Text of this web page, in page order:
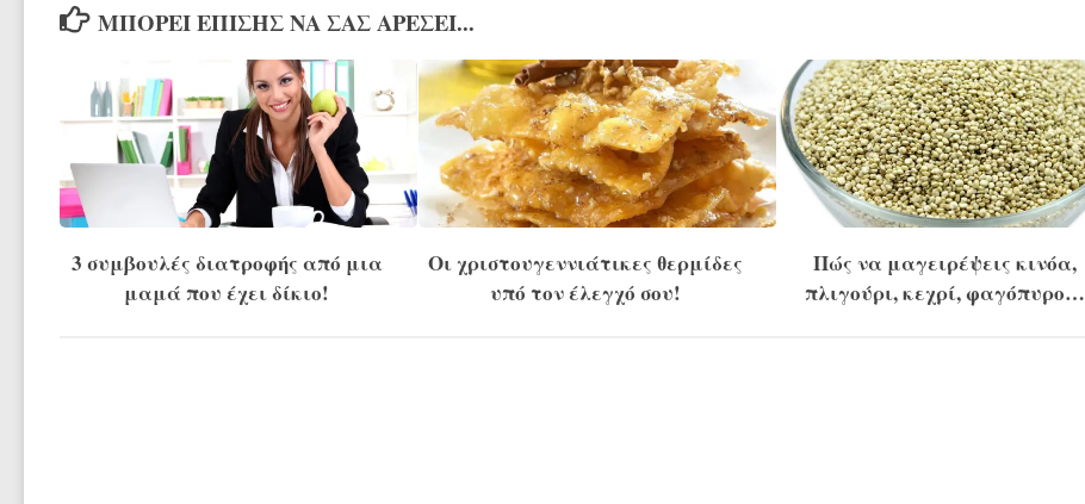
ΜΠΟΡΕΊ ΕΠΊΣΗΣ ΝΑ ΣΑΣ ΑΡΈΣΕΙ...
3 συμβουλές διατροφής από μια
μαμά που έχει δίκιο!
Οι χριστουγεννιάτικες θερμίδες
υπό τον έλεγχό σου!
Πώς να μαγειρέψεις κινόα,
πλιγούρι, κεχρί, φαγόπυρο…